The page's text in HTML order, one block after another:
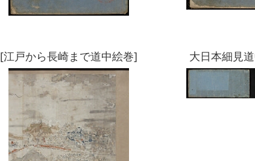
[江戸から長崎まで道中絵巻] 大日本細見